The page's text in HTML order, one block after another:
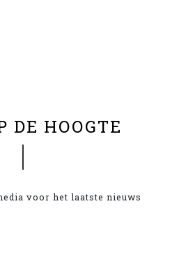
DE HOOGTE
voor het laatste nieuws